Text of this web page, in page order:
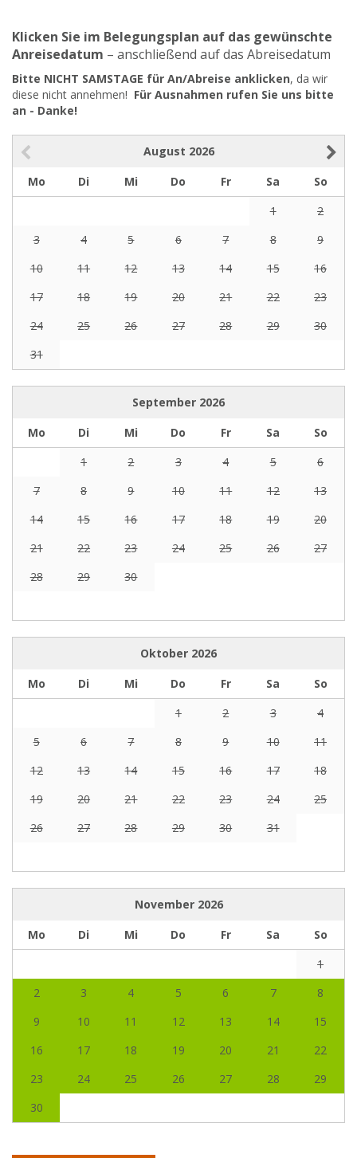
Klicken Sie im Belegungsplan auf das gewünschte
Anreisedatum – anschließend auf das Abreisedatum
Bitte NICHT SAMSTAGE für An/Abreise anklicken, da wir
diese nicht annehmen! Für Ausnahmen rufen Sie uns bitte
an - Danke!
August 2026
Mo
Di Mi Do Fr Sa
So
1
2
3
4 5 6 7 8
9
10
11 12 13 14 15
16
17
18 19 20 21 22
23
24
25 26 27 28 29
30
31
September 2026
Mo
Di Mi Do Fr Sa
So
1
2 3 4 5
6
7
8 9 10 11 12
13
14
15 16 17 18 19
20
21
22 23 24 25 26
27
28
29 30
Oktober 2026
Mo
Di Mi Do Fr Sa
So
1
2 3
4
5
6 7 8 9 10
11
12
13 14 15 16 17
18
19
20 21 22 23 24
25
26
27 28 29 30 31
November 2026
Mo
Di Mi Do Fr Sa
So
1
2
3 4 5 6 7
8
9
10 11 12 13 14
15
16
17 18 19 20 21
22
23
24 25 26 27 28
29
30